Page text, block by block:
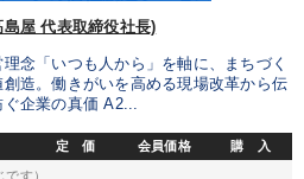
戦法と中小企業のDXと講話ご案内
島屋 代表取締役社長)
念「いつも人から」を軸に、まちづく
造。働きがいを高める現場改革から伝
企業の真価 A2...
定 価 会員価格 購 入
す）